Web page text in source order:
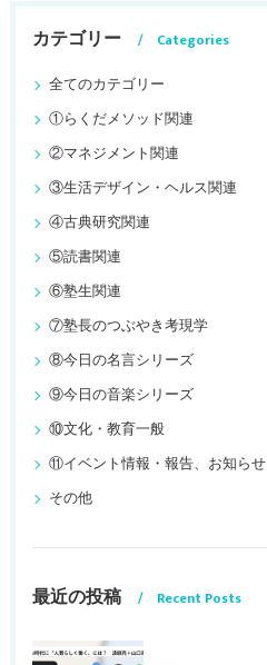
カテゴリー
Categories
全てのカテゴリー
①らくだメソッド関連
②マネジメント関連
③生活デザイン・ヘルス関連
④古典研究関連
⑤読書関連
⑥塾生関連
⑦塾長のつぶやき考現学
⑧今日の名言シリーズ
⑨今日の音楽シリーズ
⑩文化・教育一般
⑪イベント情報・報告、お知らせ
その他
最近の投稿 Recent Posts